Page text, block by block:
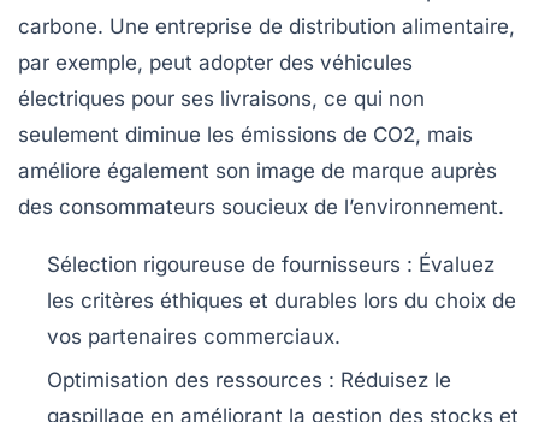
carbone. Une entreprise de distribution alimentaire,
par exemple, peut adopter des véhicules
électriques pour ses livraisons, ce qui non
seulement diminue les émissions de CO2, mais
améliore également son image de marque auprès
des consommateurs soucieux de l’environnement.
Sélection rigoureuse de fournisseurs : Évaluez
les critères éthiques et durables lors du choix de
vos partenaires commerciaux.
Optimisation des ressources : Réduisez le
gaspillage en améliorant la gestion des stocks et